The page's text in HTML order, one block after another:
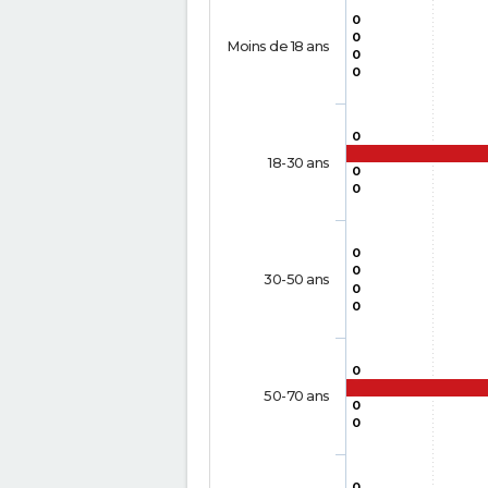
0
0
0
0
0
0
0
0
0
0
0
0
0
0
Moins de 18 ans
18-30 ans
30-50 ans
50-70 ans